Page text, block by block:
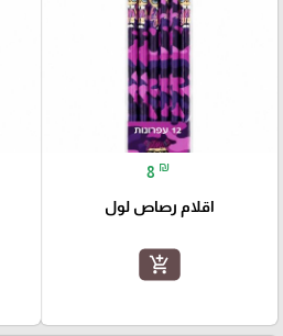
8 ₪
اقلام رصاص لول
add_shopping_cart